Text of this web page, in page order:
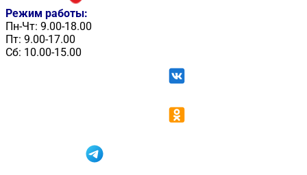
Режим работы:
Пн-Чт: 9.00-18.00
Пт: 9.00-17.00
Сб: 10.00-15.00